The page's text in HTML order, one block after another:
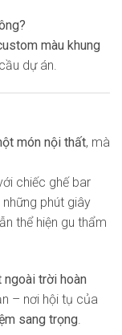
màu khung
dự án.
món nội thất, mà
chiếc ghế bar
phút giây
thể hiện gu thẩm
trời hoàn
– nơi hội tụ của
sang trọng.